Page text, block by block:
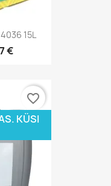
15L
€
KÜSI
favorite_border